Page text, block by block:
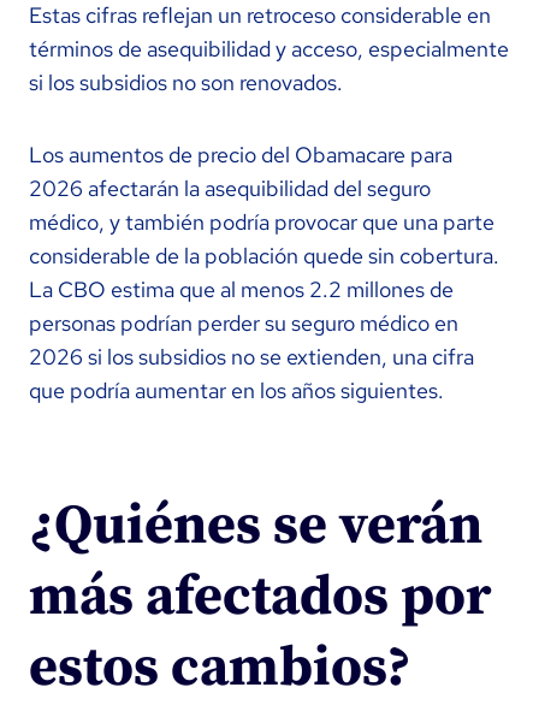
Estas cifras reflejan un retroceso considerable en
términos de asequibilidad y acceso, especialmente
si los subsidios no son renovados.
Los aumentos de precio del Obamacare para
2026 afectarán la asequibilidad del seguro
médico, y también podría provocar que una parte
considerable de la población quede sin cobertura.
La CBO estima que al menos 2.2 millones de
personas podrían perder su seguro médico en
2026 si los subsidios no se extienden, una cifra
que podría aumentar en los años siguientes.
¿Quiénes se verán
más afectados por
estos cambios?